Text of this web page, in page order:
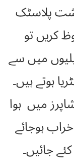
پلاسٹک
کریں تو
میں سے
ہوتے ہیں۔
میں ہوا
ہوجائے
جائیں۔